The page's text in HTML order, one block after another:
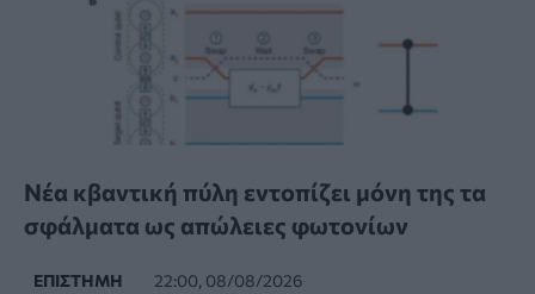
Νέα κβαντική πύλη εντοπίζει μόνη της τα
σφάλματα ως απώλειες φωτονίων
ΕΠΙΣΤΉΜΗ 22:00, 08/08/2026